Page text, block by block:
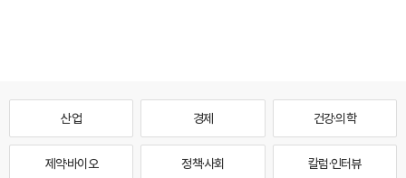
산업 경제 건강·의학
제약·바이오 정책·사회 칼럼·인터뷰